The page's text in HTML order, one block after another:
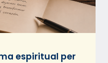
espiritual per